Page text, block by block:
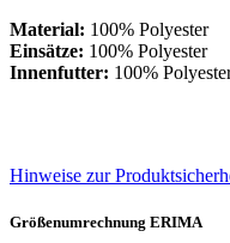
Material: 100% Polyester
Einsätze: 100% Polyester
Innenfutter: 100%
Hinweise zur
Größenumrechnung ERIMA